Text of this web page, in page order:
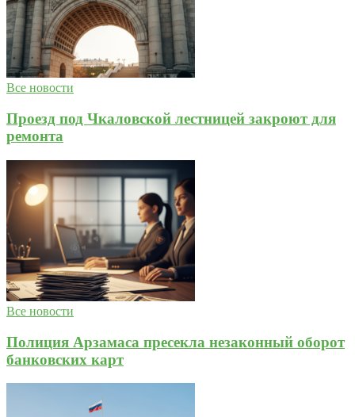
Все новости
Проезд под Чкаловской лестницей закроют для
ремонта
Все новости
Полиция Арзамаса пресекла незаконный оборот
банковских карт